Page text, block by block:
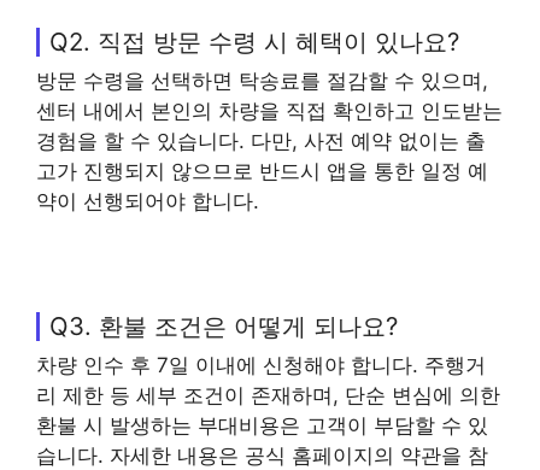
Q2. 직접 방문 수령 시 혜택이 있나요?
방문 수령을 선택하면 탁송료를 절감할 수 있으며,
센터 내에서 본인의 차량을 직접 확인하고 인도받는
경험을 할 수 있습니다. 다만, 사전 예약 없이는 출
고가 진행되지 않으므로 반드시 앱을 통한 일정 예
약이 선행되어야 합니다.
Q3. 환불 조건은 어떻게 되나요?
차량 인수 후 7일 이내에 신청해야 합니다. 주행거
리 제한 등 세부 조건이 존재하며, 단순 변심에 의한
환불 시 발생하는 부대비용은 고객이 부담할 수 있
습니다. 자세한 내용은 공식 홈페이지의 약관을 참